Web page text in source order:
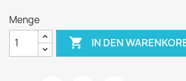
Menge
 IN DEN